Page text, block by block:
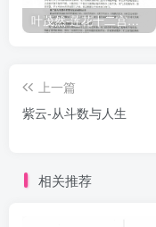
学方法，大胆假设，小
流于断章取义，所以仅供
的星曜赋性班听讲时，上
成教育与坚强的师资才是
与活盘班。4、本文只代
叶茂然-莲花十二宫佛家奇门面授及答疑
上一篇
紫云-从斗数与人生
相关推荐